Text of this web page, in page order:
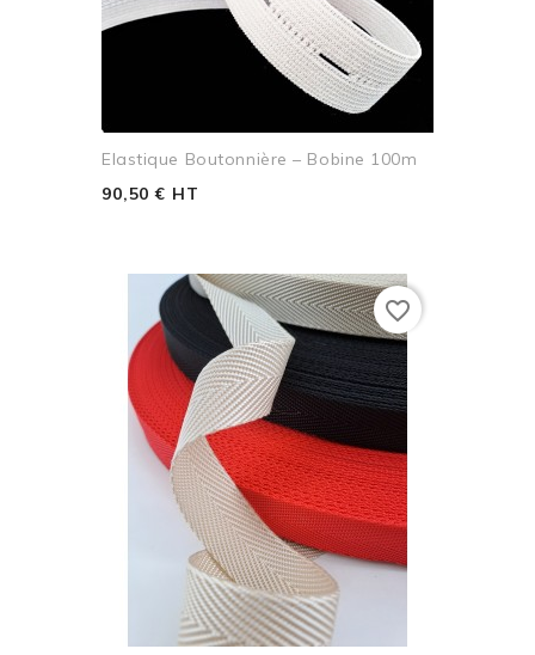
Elastique Boutonnière – Bobine 100m
90,50 € HT
favorite_border